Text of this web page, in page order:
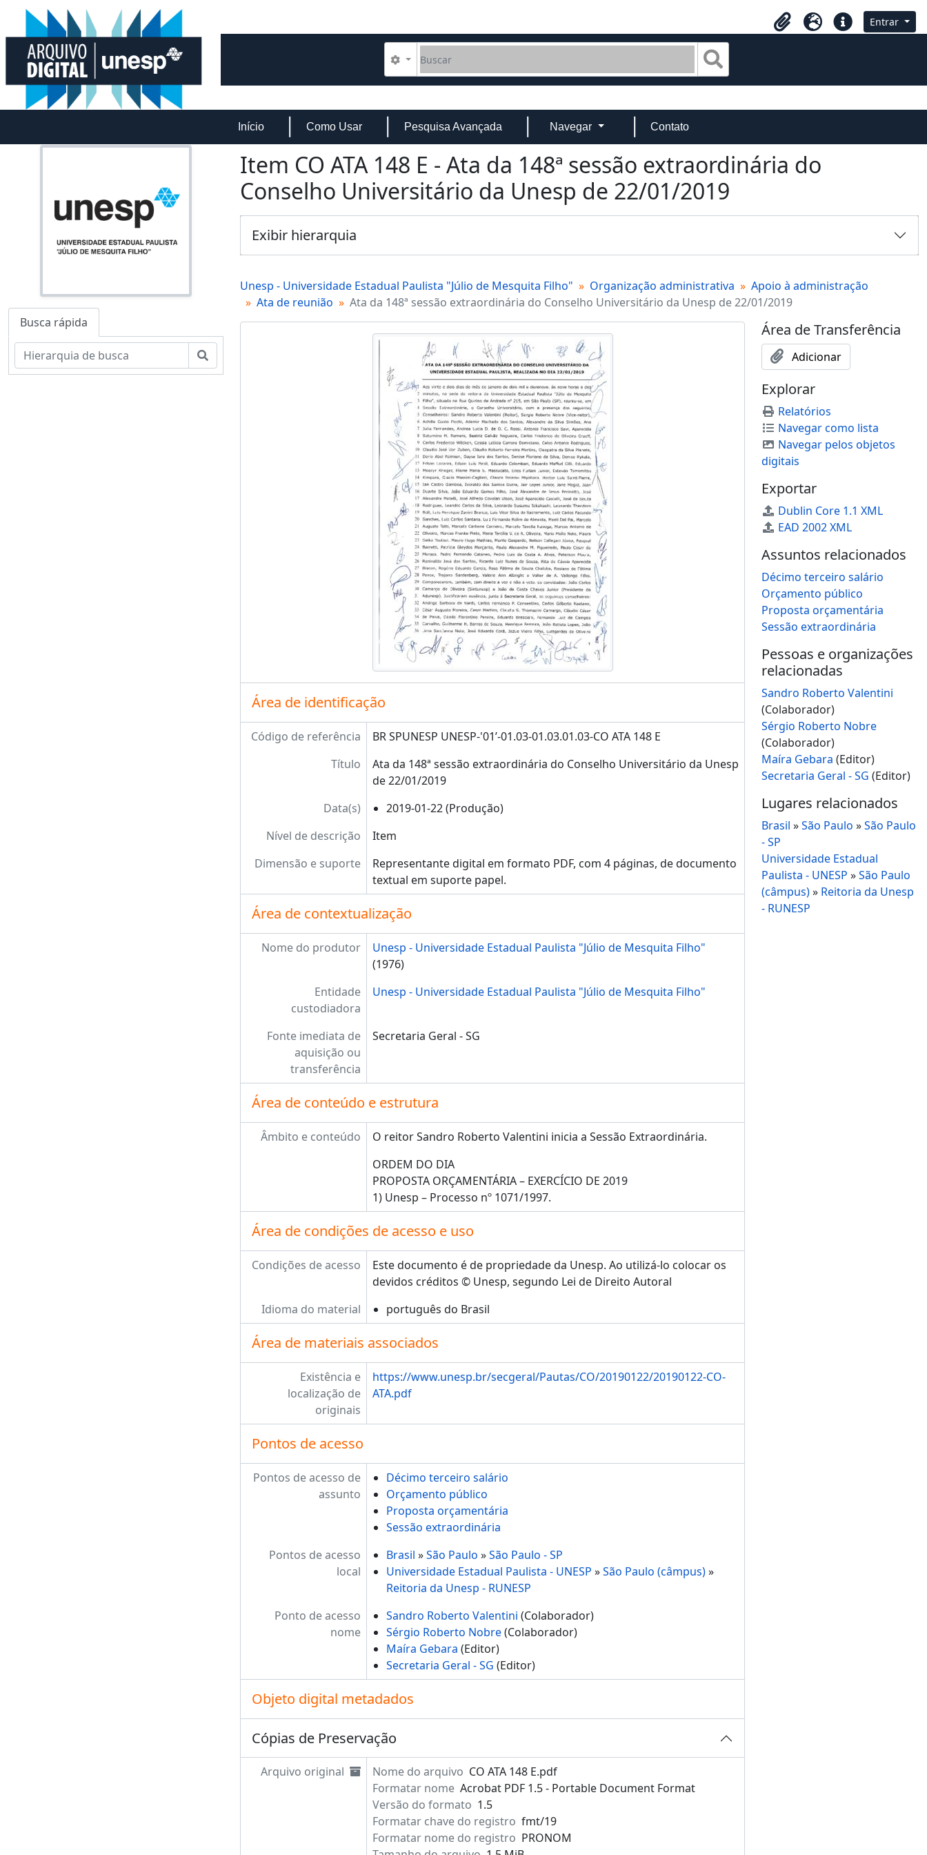
Skip to main content
Área de Transferência
IdiomaAtalhos Entrar
Buscar
Opções de busca
Início Como Usar Pesquisa Avançada Navegar Contato
Busca rápida
Item CO ATA 148 E - Ata da 148ª sessão extraordinária do
Conselho Universitário da Unesp de 22/01/2019
Exibir hierarquia
Unesp - Universidade Estadual Paulista "Júlio de Mesquita Filho" Organização administrativa
Apoio à administração
Ata de reunião
Ata da 148ª sessão extraordinária do Conselho Universitário da Unesp de 22/01/2019
Área de identificação
Código de referência
BR SPUNESP UNESP-'01’-01.03-01.03.01.03-CO ATA 148 E
Título
Ata da 148ª sessão extraordinária do Conselho Universitário da Unesp
de 22/01/2019
Data(s)
2019-01-22 (Produção)
Nível de descrição
Item
Dimensão e suporte
Representante digital em formato PDF, com 4 páginas, de documento
textual em suporte papel.
Área de contextualização
Nome do produtor
Unesp - Universidade Estadual Paulista "Júlio de Mesquita Filho"
(1976)
Entidade
custodiadora
Unesp - Universidade Estadual Paulista "Júlio de Mesquita Filho"
Fonte imediata de
aquisição ou
transferência
Secretaria Geral - SG
Área de conteúdo e estrutura
Âmbito e conteúdo
O reitor Sandro Roberto Valentini inicia a Sessão Extraordinária.
ORDEM DO DIA
PROPOSTA ORÇAMENTÁRIA – EXERCÍCIO DE 2019
1) Unesp – Processo nº 1071/1997.
Área de condições de acesso e uso
Condições de acesso
Este documento é de propriedade da Unesp. Ao utilizá-lo colocar os
devidos créditos © Unesp, segundo Lei de Direito Autoral
Idioma do material
português do Brasil
Área de materiais associados
Existência e
localização de
originais
https://www.unesp.br/secgeral/Pautas/CO/20190122/20190122-CO-
ATA.pdf
Pontos de acesso
Pontos de acesso de
assunto
Décimo terceiro salário
Orçamento público
Proposta orçamentária
Sessão extraordinária
Pontos de acesso
local
Brasil »São Paulo »São Paulo - SP
Universidade Estadual Paulista - UNESP »São Paulo (câmpus)»
Reitoria da Unesp - RUNESP
Ponto de acesso
nome
Sandro Roberto Valentini (Colaborador)
Sérgio Roberto Nobre (Colaborador)
Maíra Gebara (Editor)
Secretaria Geral - SG (Editor)
Objeto digital metadados
Cópias de Preservação
Arquivo original Nome do arquivo CO ATA 148 E.pdf
Formatar nome Acrobat PDF 1.5 - Portable Document Format
Versão do formato 1.5
Formatar chave do registro fmt/19
Formatar nome do registro PRONOM
Área de Transferência
Adicionar
Explorar
Relatórios
Navegar como lista
Navegar pelos objetos
digitais
Exportar
Dublin Core 1.1 XML
EAD 2002 XML
Assuntos relacionados
Décimo terceiro salário
Orçamento público
Proposta orçamentária
Sessão extraordinária
Pessoas e organizações
relacionadas
Sandro Roberto Valentini
(Colaborador)
Sérgio Roberto Nobre
(Colaborador)
Maíra Gebara (Editor)
Secretaria Geral - SG (Editor)
Lugares relacionados
Brasil »São Paulo »São Paulo
- SP
Universidade Estadual
Paulista - UNESP »São Paulo
(câmpus)» Reitoria da Unesp
- RUNESP